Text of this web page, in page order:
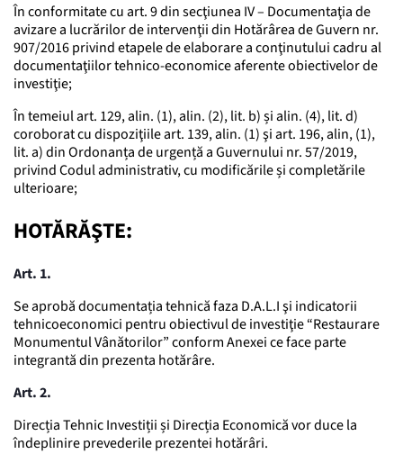
În conformitate cu art. 9 din secţiunea IV – Documentaţia de
avizare a lucrărilor de intervenţii din Hotărârea de Guvern nr.
907/2016 privind etapele de elaborare a conţinutului cadru al
documentaţiilor tehnico-economice aferente obiectivelor de
investiţie;
În temeiul art. 129, alin. (1), alin. (2), lit. b) și alin. (4), lit. d)
coroborat cu dispoziţiile art. 139, alin. (1) şi art. 196, alin, (1),
lit. a) din Ordonanța de urgență a Guvernului nr. 57/2019,
privind Codul administrativ, cu modificările și completările
ulterioare;
HOTĂRĂŞTE:
Art. 1.
Se aprobă documentația tehnică faza D.A.L.I şi indicatorii
tehnicoeconomici pentru obiectivul de investiţie “Restaurare
Monumentul Vânătorilor” conform Anexei ce face parte
integrantă din prezenta hotărâre.
Art. 2.
Direcția Tehnic Investiții și Direcția Economică vor duce la
îndeplinire prevederile prezentei hotărâri.